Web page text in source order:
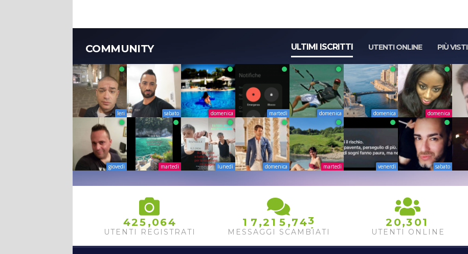
COMMUNITY ULTIMI ISCRITTI UTENTI ONLINE PIÙ VISTI
Ieri sabato domenica martedì domenica domenica domenica
giovedì martedì lunedì domenica martedì venerdì sabato
425 ,064
UTENTI REGISTRATI
1 7 ,2 1 5 ,74
4
5
MESSAGGI SCAMBIATI
2 0,3 01
UTENTI ONLINE